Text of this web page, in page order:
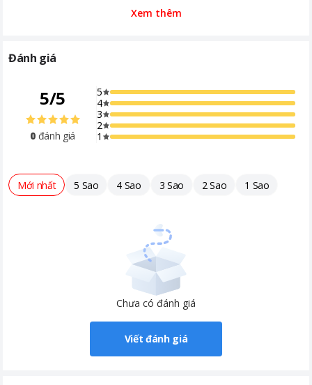
Xem thêm
Đánh giá
5/5
0 đánh giá
5
4
3
2
1
Mới nhất 5 Sao 4 Sao 3 Sao 2 Sao 1 Sao
Chưa có đánh giá
Viết đánh giá